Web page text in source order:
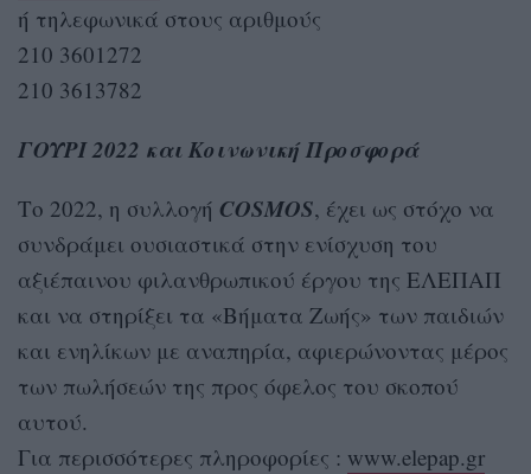
ή τηλεφωνικά στους αριθμούς
210 3601272
210 3613782
ΓΟΥΡΙ 2022 και Κοινωνική Προσφορά
Το 2022, η συλλογή COSMOS, έχει ως στόχο να
συνδράμει ουσιαστικά στην ενίσχυση του
αξιέπαινου φιλανθρωπικού έργου της ΕΛΕΠΑΠ
και να στηρίξει τα «Βήματα Ζωής» των παιδιών
και ενηλίκων με αναπηρία, αφιερώνοντας μέρος
των πωλήσεών της προς όφελος του σκοπού
αυτού.
Για περισσότερες πληροφορίες : www.elepap.gr